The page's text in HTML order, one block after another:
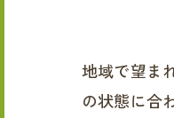
地域で望ま
の状態に合